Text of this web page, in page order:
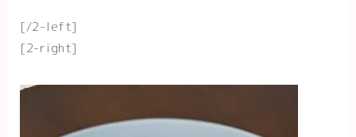
[/2-left]
[2-right]